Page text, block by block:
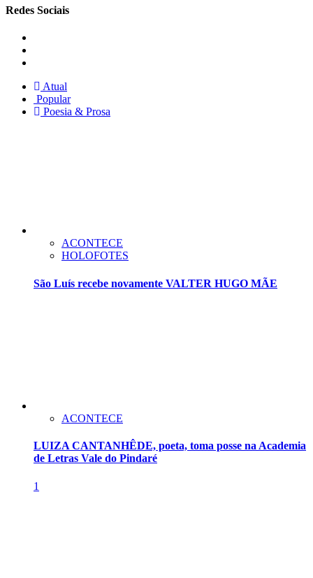
Redes Sociais
Atual
Popular
Poesia & Prosa
ACONTECE
HOLOFOTES
São Luís recebe novamente VALTER HUGO MÃE
ACONTECE
LUIZA CANTANHÊDE, poeta, toma posse na Academia
de Letras Vale do Pindaré
1